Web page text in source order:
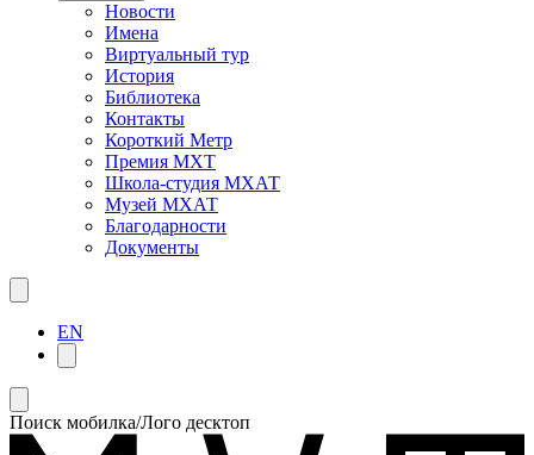
Новости
Имена
Виртуальный тур
История
Библиотека
Контакты
Короткий Метр
Премия МХТ
Школа-студия МХАТ
Музей МХАТ
Благодарности
Документы
EN
Поиск мобилка/Лого десктоп